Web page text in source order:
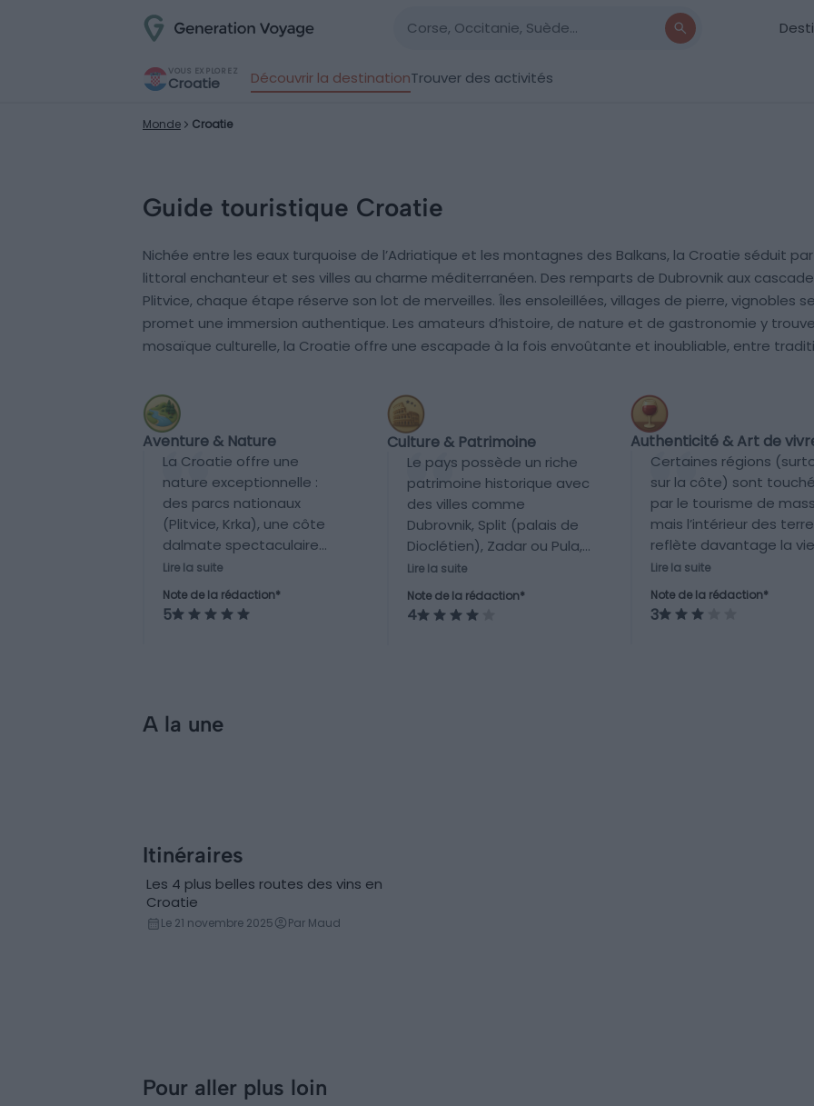
VOUS EXPLOREZ
Croatie Découvrir la destinationTrouver des activités
Monde Croatie
Guide touristique Croatie
Nichée entre les eaux turquoise de l’Adriatique et les montagnes des Balkans, la Croatie séduit
littoral enchanteur et ses villes au charme méditerranéen. Des remparts de Dubrovnik aux
Plitvice, chaque étape réserve son lot de merveilles. Îles ensoleillées, villages de pierre, vignobles
promet une immersion authentique. Les amateurs d’histoire, de nature et de gastronomie y
mosaïque culturelle, la Croatie offre une escapade à la fois envoûtante et inoubliable, entre
Aventure & Nature
La Croatie offre une
nature exceptionnelle :
des parcs nationaux
(Plitvice, Krka), une côte
dalmate spectaculaire
propice aux activités
nautiques, randonnées,
kayak, voile, et plus de 1000
Lire la suite
Note de la rédaction*
5
Culture & Patrimoine
Le pays possède un riche
patrimoine historique avec
des villes comme
Dubrovnik, Split (palais de
Dioclétien), Zadar ou Pula,
ainsi que de nombreux
sites antiques, médiévaux
et baroques. Une offre
Lire la suite
Note de la rédaction*
4
Authenticité & Art de
Certaines régions
sur la côte) sont
par le tourisme de
mais l’intérieur des
reflète davantage la vie
locale. L’hospitalité
la gastronomie régionale
et les traditions locales
Lire la suite
Note de la rédaction*
3
A la une
Itinéraires
Les 4 plus belles routes des vins en
Croatie
Le 21 novembre 2025 Par Maud
Pour aller plus loin